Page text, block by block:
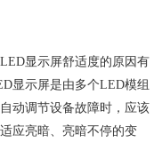
显示屏舒适度的原因有
显示屏是由多个LED模组
动调节设备故障时，应该
应亮暗、亮暗不停的变